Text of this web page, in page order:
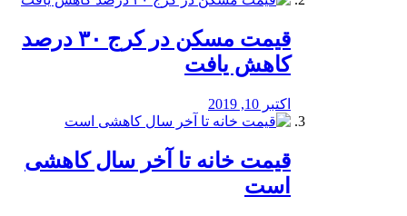
️قیمت مسکن در کرج ۳۰ درصد
کاهش یافت
اکتبر 10, 2019
قیمت خانه تا آخر سال کاهشی
است